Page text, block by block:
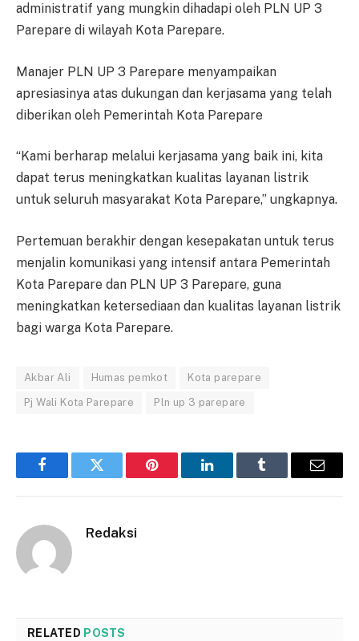
administratif yang mungkin dihadapi oleh PLN UP 3
Parepare di wilayah Kota Parepare.
Manajer PLN UP 3 Parepare menyampaikan
apresiasinya atas dukungan dan kerjasama yang telah
diberikan oleh Pemerintah Kota Parepare
“Kami berharap melalui kerjasama yang baik ini, kita
dapat terus meningkatkan kualitas layanan listrik
untuk seluruh masyarakat Kota Parepare,” ungkapnya.
Pertemuan berakhir dengan kesepakatan untuk terus
menjalin komunikasi yang intensif antara Pemerintah
Kota Parepare dan PLN UP 3 Parepare, guna
meningkatkan ketersediaan dan kualitas layanan listrik
bagi warga Kota Parepare.
Akbar Ali Humas pemkot Kota parepare
Pj Wali Kota Parepare Pln up 3 parepare
FacebookTwitter Pinterest LinkedInTumblr Email
Redaksi
RELATED POSTS